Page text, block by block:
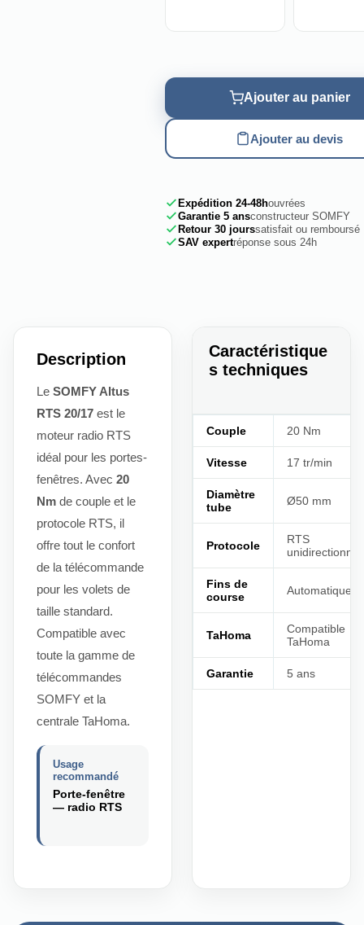
Ajouter au panier
Ajouter au devis
Expédition 24-48houvrées
Garantie 5 ansconstructeur SOMFY
Retour 30 jourssatisfait ou remboursé
SAV expertréponse sous 24h
Description
Le SOMFY Altus
RTS 20/17 est le
moteur radio RTS
idéal pour les portes-
fenêtres. Avec 20
Nm de couple et le
protocole RTS, il
offre tout le confort
de la télécommande
pour les volets de
taille standard.
Compatible avec
toute la gamme de
télécommandes
SOMFY et la
centrale TaHoma.
Usage
recommandé
Porte-fenêtre
— radio RTS
Caractéristique
s techniques
Couple 20 Nm
Vitesse 17 tr/min
Diamètre
tube
Ø50 mm
Protocole
RTS
unidirectionnel
Fins de
course
Automatiques
TaHoma
Compatible
TaHoma
Garantie 5 ans